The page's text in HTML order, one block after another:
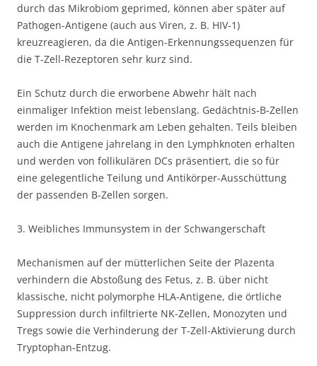
durch das Mikrobiom geprimed, können aber später auf
Pathogen-Antigene (auch aus Viren, z. B. HIV-1)
kreuzreagieren, da die Antigen-Erkennungssequenzen für
die T-Zell-Rezeptoren sehr kurz sind.
Ein Schutz durch die erworbene Abwehr hält nach
einmaliger Infektion meist lebenslang. Gedächtnis-B-Zellen
werden im Knochenmark am Leben gehalten. Teils bleiben
auch die Antigene jahrelang in den Lymphknoten erhalten
und werden von follikulären DCs präsentiert, die so für
eine gelegentliche Teilung und Antikörper-Ausschüttung
der passenden B-Zellen sorgen.
3. Weibliches Immunsystem in der Schwangerschaft
Mechanismen auf der mütterlichen Seite der Plazenta
verhindern die Abstoßung des Fetus, z. B. über nicht
klassische, nicht polymorphe HLA-Antigene, die örtliche
Suppression durch infiltrierte NK-Zellen, Monozyten und
Tregs sowie die Verhinderung der T-Zell-Aktivierung durch
Tryptophan-Entzug.